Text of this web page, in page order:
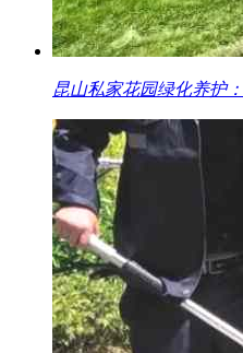
昆山私家花园绿化养护